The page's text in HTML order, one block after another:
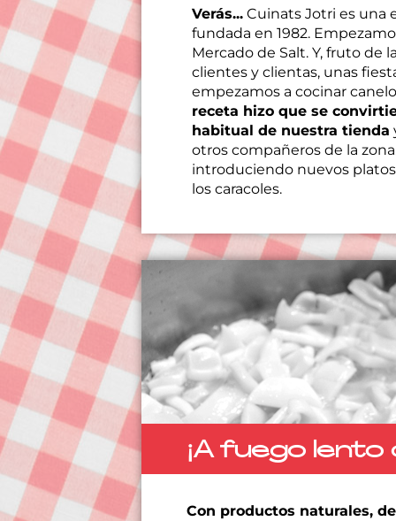
Verás... Cuinats Jotri es una
fundada en 1982.
Mercado de Salt. Y, fruto de
clientes y clientas, unas
empezamos a cocinar
receta hizo que se
habitual de nuestra tienda
otros compañeros de la
introduciendo nuevos
los caracoles.
¡A fuego lento
Con productos naturales,